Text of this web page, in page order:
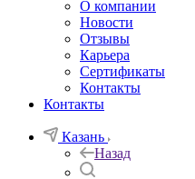
О компании
Новости
Отзывы
Карьера
Сертификаты
Контакты
Контакты
Казань
Назад